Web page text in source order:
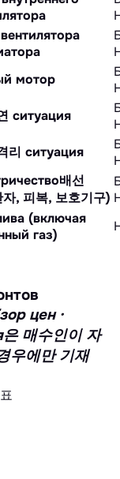
мотор
ситуация
리 ситуация
배선
, 피복, 보호기구)
(включая
газ)
цен ·
매수인이 자
우에만 기재